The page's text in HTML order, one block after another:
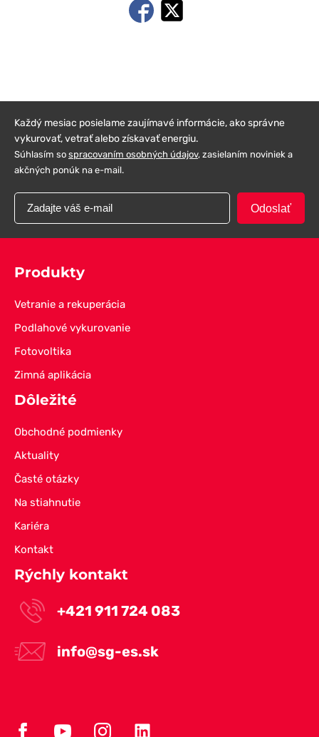
Každý mesiac posielame zaujímavé informácie, ako správne
vykurovať, vetrať alebo získavať energiu.
Súhlasím so spracovaním osobných údajov, zasielaním noviniek a
akčných ponúk na e-mail.
Odoslať
Produkty
Vetranie a rekuperácia
Podlahové vykurovanie
Fotovoltika
Zimná aplikácia
Dôležité
Obchodné podmienky
Aktuality
Časté otázky
Na stiahnutie
Kariéra
Kontakt
Rýchly kontakt
+421 911 724 083
info@sg-es.sk